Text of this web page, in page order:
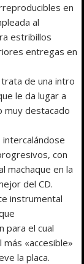
en
al
estribillos
entregas en
de una intro
le da lugar a
muy destacado
con
machaque en la
del CD.
instrumental
para el cual
«accesible»
la placa.